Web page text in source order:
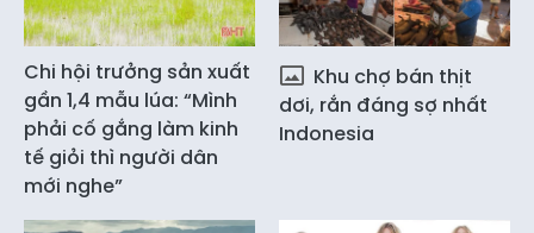
Chi hội trưởng sản xuất
gần 1,4 mẫu lúa: “Mình
phải cố gắng làm kinh
tế giỏi thì người dân
mới nghe”
Khu chợ bán thịt
dơi, rắn đáng sợ nhất
Indonesia